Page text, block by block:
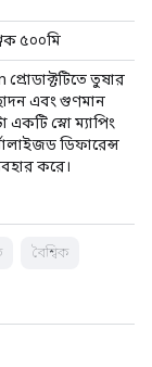
৫০০মি
তুষার
এবং গুণমান
স্নো ম্যাপিং
ডিফারেন্স
করে।
বৈশ্বিক